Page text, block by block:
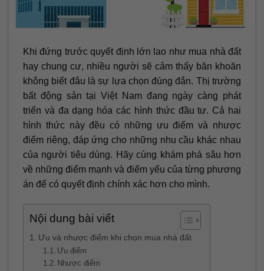
Khi đứng trước quyết định lớn lao như mua nhà đất
hay chung cư, nhiều người sẽ cảm thấy băn khoăn
không biết đâu là sự lựa chọn đúng đắn. Thị trường
bất động sản tại Việt Nam đang ngày càng phát
triển và đa dạng hóa các hình thức đầu tư. Cả hai
hình thức này đều có những ưu điểm và nhược
điểm riêng, đáp ứng cho những nhu cầu khác nhau
của người tiêu dùng. Hãy cùng khám phá sâu hơn
về những điểm mạnh và điểm yếu của từng phương
án để có quyết định chính xác hơn cho mình.
Nội dung bài viết
Ưu và nhược điểm khi chọn mua nhà đất
Ưu điểm
Nhược điểm